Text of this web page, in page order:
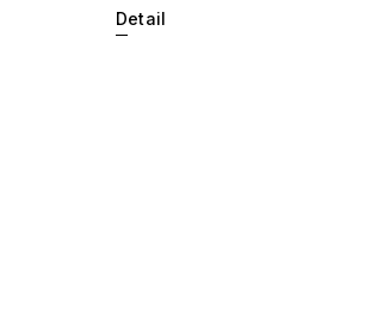
Detail